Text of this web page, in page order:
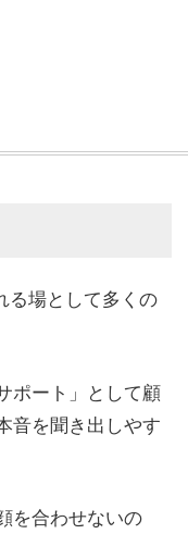
る場として多くの
ポート」として顧
音を聞き出しやす
を合わせないの